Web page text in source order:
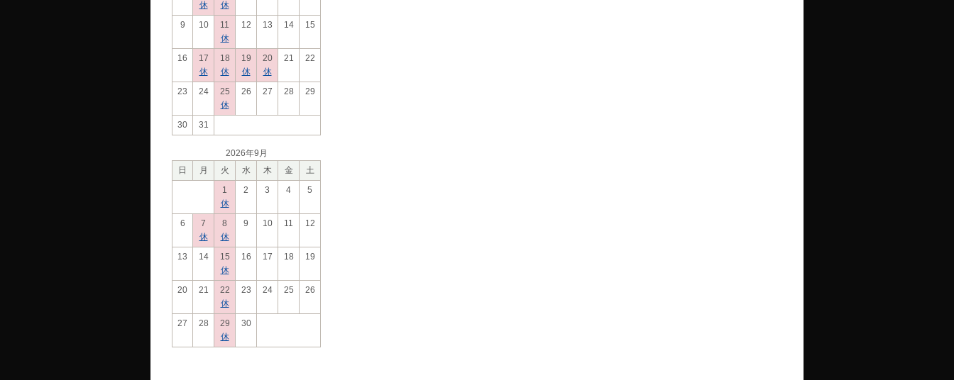
休
休
9 10
11
休
12 13 14 15
16
17
休
18
休
19
休
20
休
21 22
23 24
25
休
26 27 28 29
30 31
2026年9月
日
月 火 水 木 金
土
1
休
2 3 4 5
6
7
休
8
休
9 10 11 12
13 14
15
休
16 17 18 19
20 21
22
休
23 24 25 26
27 28
29
休
30